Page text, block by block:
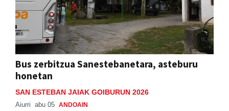
Bus zerbitzua Sanestebanetara, asteburu
honetan
SAN ESTEBAN JAIAK GOIBURUN 2026
Aiurri abu 05 ANDOAIN